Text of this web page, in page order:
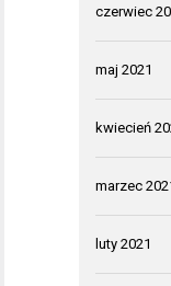
czerwiec
maj 2021
kwiecień
marzec
luty 2021